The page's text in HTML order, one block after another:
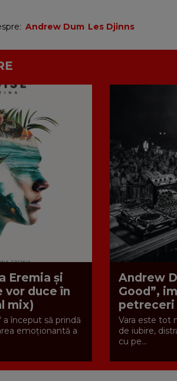
Andrew Dum Les Djinns
Eremia și
vor duce în
mix)
a început să prindă
emoționantă a
Andrew
Good”,
petreceri
Vara este tot
de iubire,
cu pe...